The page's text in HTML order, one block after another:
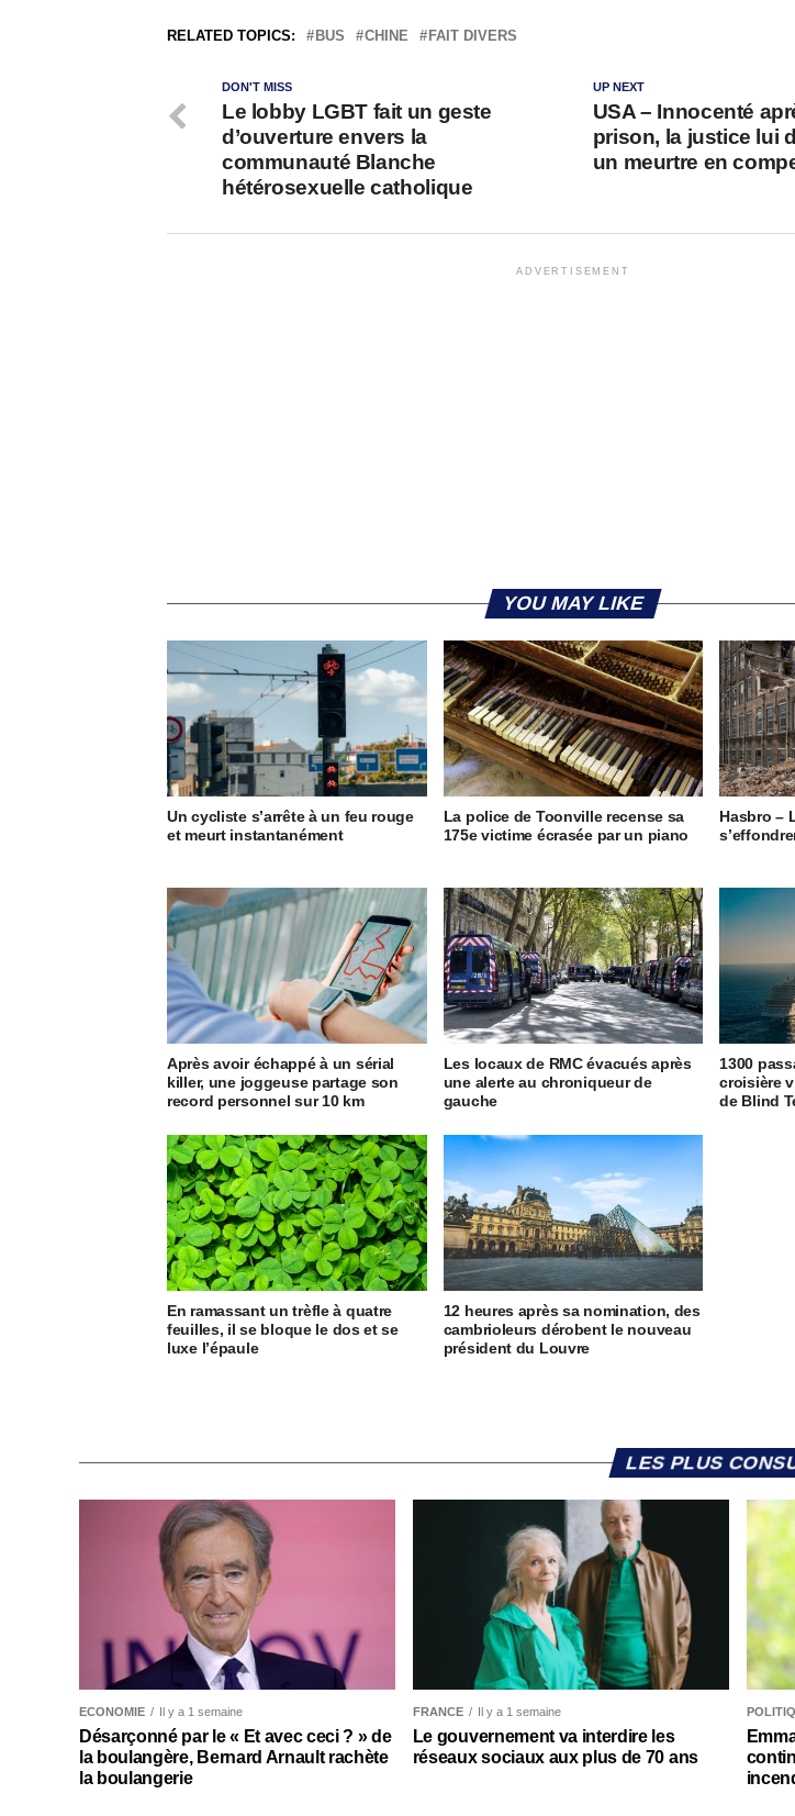
RELATED TOPICS: BUS CHINE FAIT DIVERS
UP NEXT
USA – Innocenté
prison, la justice lui
un meurtre en
DON'T MISS
Le lobby LGBT fait un geste
d’ouverture envers la
communauté Blanche
hétérosexuelle catholique
ADVERTISEMENT
YOU MAY LIKE
Un cycliste s’arrête à un feu rouge
et meurt instantanément
La police de Toonville recense sa
175e victime écrasée par un piano
Hasbro –
Après avoir échappé à un sérial
killer, une joggeuse partage son
record personnel sur 10 km
Les locaux de RMC évacués après
une alerte au chroniqueur de
gauche
1300
croisière
de Blind
En ramassant un trèfle à quatre
feuilles, il se bloque le dos et se
luxe l’épaule
12 heures après sa nomination, des
cambrioleurs dérobent le nouveau
président du Louvre
LES PLUS
ECONOMIE Il y a 1 semaine
Désarçonné par le « Et avec ceci ? » de
la boulangère, Bernard Arnault rachète
la boulangerie
FRANCE Il y a 1 semaine
Le gouvernement va interdire les
réseaux sociaux aux plus de 70 ans